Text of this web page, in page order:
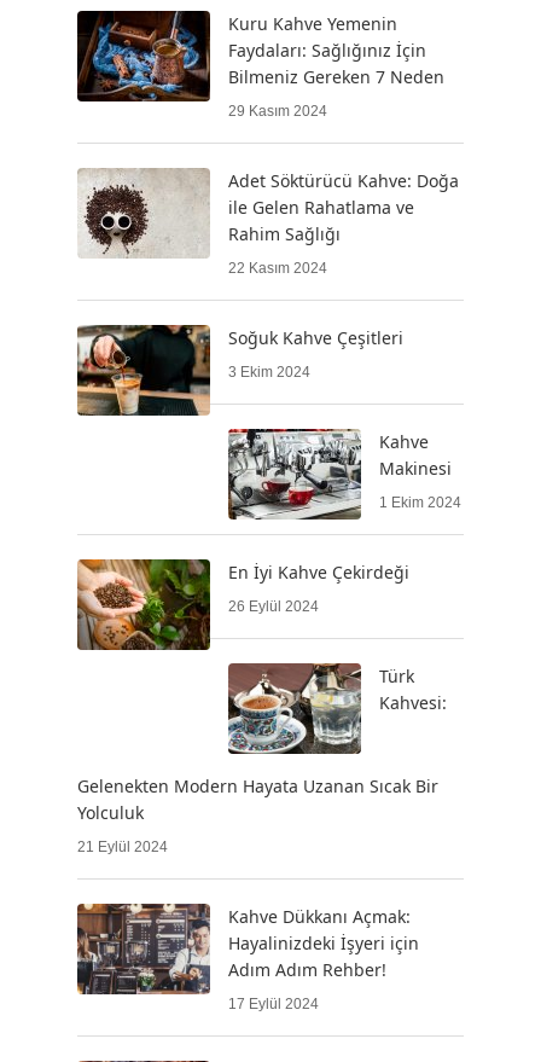
Kuru Kahve Yemenin
Faydaları: Sağlığınız İçin
Bilmeniz Gereken 7 Neden
29 Kasım 2024
Adet Söktürücü Kahve: Doğa
ile Gelen Rahatlama ve
Rahim Sağlığı
22 Kasım 2024
Soğuk Kahve Çeşitleri
3 Ekim 2024
Kahve
Makinesi
1 Ekim 2024
En İyi Kahve Çekirdeği
26 Eylül 2024
Türk
Kahvesi:
Gelenekten Modern Hayata Uzanan Sıcak Bir
Yolculuk
21 Eylül 2024
Kahve Dükkanı Açmak:
Hayalinizdeki İşyeri için
Adım Adım Rehber!
17 Eylül 2024